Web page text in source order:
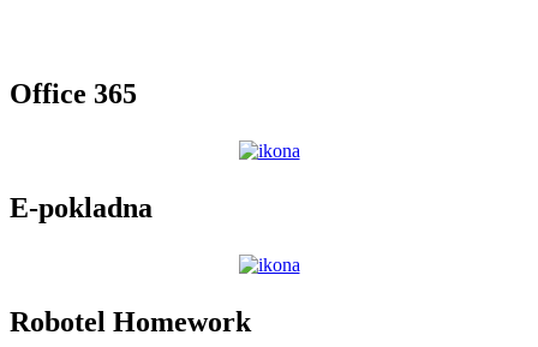
Office 365
E-pokladna
Robotel Homework